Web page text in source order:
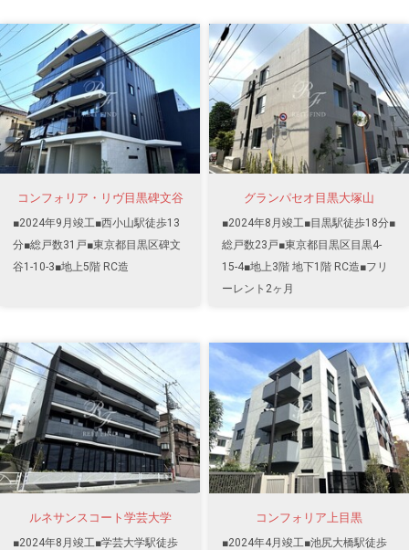
コンフォリア・リヴ目黒碑文谷
■2024年9月竣工■西小山駅徒歩13
分■総戸数31戸■東京都目黒区碑文
谷1-10-3■地上5階 RC造
グランパセオ目黒大塚山
■2024年8月竣工■目黒駅徒歩18分■
総戸数23戸■東京都目黒区目黒4-
15-4■地上3階 地下1階 RC造■フリ
ーレント2ヶ月
ルネサンスコート学芸大学
■2024年8月竣工■学芸大学駅徒歩
コンフォリア上目黒
■2024年4月竣工■池尻大橋駅徒歩